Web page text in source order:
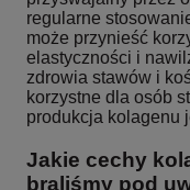
regularne
może przynieść
elastyczności i
zdrowia stawów i
korzystne dla osób
produkcja kolagenu
Jakie cechy
braliśmy pod